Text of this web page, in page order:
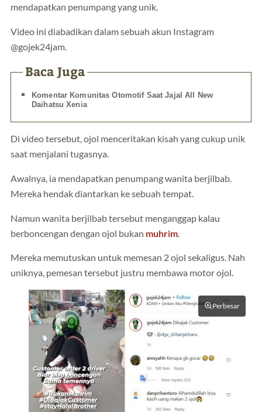
mendapatkan penumpang yang unik.
Video ini diabadikan dalam sebuah akun Instagram
@gojek24jam.
Baca Juga
Komentar Komunitas Otomotif Saat Jajal All New
Daihatsu Xenia
Di video tersebut, ojol menceritakan kisah yang cukup unik
saat menjalani tugasnya.
Awalnya, ia mendapatkan penumpang wanita berjilbab.
Mereka hendak diantarkan ke sebuah tempat.
Namun wanita berjilbab tersebut menganggap kalau
berboncengan dengan ojol bukan muhrim
Mereka memutuskan untuk memesan 2 ojol sekaligus. Nah
uniknya, pemesan tersebut justru membawa motor ojol.
Perbesar